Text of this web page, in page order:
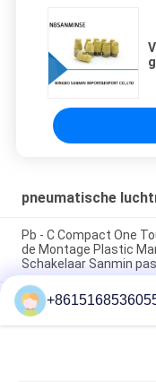
pneumatische
Pb - C Compact One
de Montage Plastic
Schakelaar Sanmin
NBSANMINSE van de
Pneumatische Lucht
het Messingsknalpot
Messing van de de